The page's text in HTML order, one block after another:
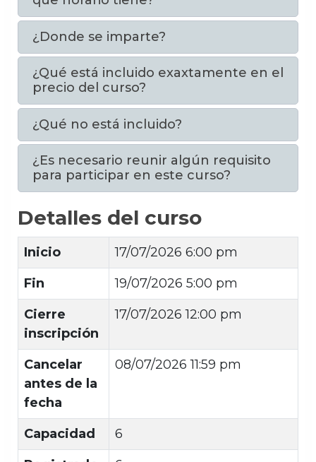
¿Donde se imparte?
¿Qué está incluido exaxtamente en el
precio del curso?
¿Qué no está incluido?
¿Es necesario reunir algún requisito
para participar en este curso?
Detalles del curso
Inicio
17/07/2026 6:00 pm
Fin
19/07/2026 5:00 pm
Cierre
inscripción
17/07/2026 12:00 pm
Cancelar
antes de la
fecha
08/07/2026 11:59 pm
Capacidad
6